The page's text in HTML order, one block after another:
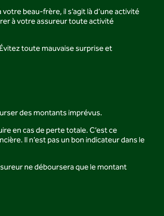
beau-frère, il s’agit là d’une activité
à votre assureur toute activité
toute mauvaise surprise et
des montants imprévus.
en cas de perte totale. C’est ce
Il n’est pas un bon indicateur dans le
ne déboursera que le montant